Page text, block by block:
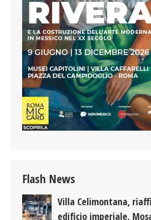
Flash News
Villa Celimontana,
edificio imperiale.